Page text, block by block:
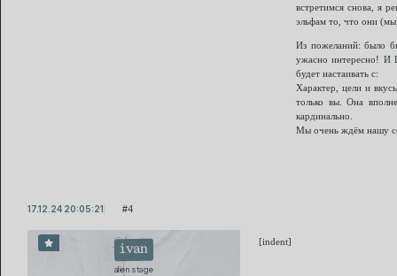
встретимся снова, я
эльфам то, что они
Из пожеланий: было
ужасно интересно! И
будет настаивать с:
Характер, цели и
только вы. Она
кардинально.
Мы очень ждём нашу
4
17.12.24 20:05:21
ivan
alien stage
[indent]